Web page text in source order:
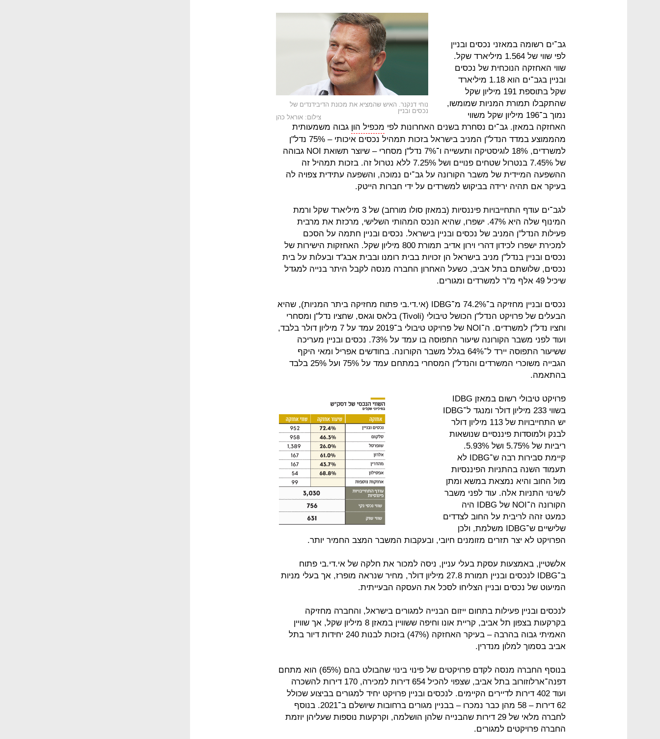
נוחי דנקנר. האיש שהמציא את מכונת הדיבידנדים של
נכסים ובניין
צילום: אוראל כהן
גב־ים רשומה במאזני נכסים ובניין
לפי שווי של 1.564 מיליארד שקל.
שווי האחזקה הנוכחית של נכסים
ובניין בגב־ים הוא 1.18 מיליארד
שקל בתוספת 191 מיליון שקל
שהתקבלו תמורת המניות שמומשו,
נמוך ב־196 מיליון שקל משווי
האחזקה במאזן. גב־ים נסחרת בשנים האחרונות לפי מכפיל הון גבוה משמעותית
מהממוצע במדד הנדל"ן המניב בישראל בזכות תמהיל נכסים איכותי – 75% נדל"ן
למשרדים, 18% לוגיסטיקה ותעשייה ו־7% נדל"ן מסחרי – שיוצר תשואת NOI גבוהה
של 7.45% בנטרול שטחים פנויים ושל 7.25% ללא נטרול זה. בזכות תמהיל זה
ההשפעה המיידית של משבר הקורונה על גב־ים נמוכה, והשפעה עתידית צפויה לה
בעיקר אם תהיה ירידה בביקוש למשרדים על ידי חברות הייטק.
לגב־ים עודף התחייבויות פיננסיות (במאזן סולו מורחב) של 3 מיליארד שקל ורמת
המינוף שלה היא 47%. ישפרו, שהיא הנכס המהותי השלישי, מרכזת את מרבית
פעילות הנדל"ן המניב של נכסים ובניין בישראל. נכסים ובניין חתמה על הסכם
למכירת ישפרו לכידון דהרי וירון אדיב תמורת 800 מיליון שקל. האחזקות הישירות של
נכסים ובניין בנדל"ן מניב בישראל הן זכויות בבית רומנו ובבית אבג"ד ובעלות על בית
נכסים, שלושתם בתל אביב, כשעל האחרון החברה מנסה לקבל היתר בנייה למגדל
שיכיל 49 אלף מ"ר למשרדים ומגורים.
נכסים ובניין מחזיקה ב־74.2% מ־IDBG (אי.די.בי פתוח מחזיקה ביתר המניות), שהיא
הבעלים של פרויקט הנדל"ן הכושל טיבולי (Tivoli) בלאס וגאס, שחציו נדל"ן ומסחרי
וחציו נדל"ן למשרדים. ה־NOI של פרויקט טיבולי ב־2019 עמד על 7 מיליון דולר בלבד,
ועוד לפני משבר הקורונה שיעור התפוסה בו עמד על 73%. נכסים ובניין מעריכה
ששיעור התפוסה יירד ל־64% בגלל משבר הקורונה. בחודשים אפריל ומאי היקף
הגבייה משוכרי המשרדים והנדל"ן המסחרי במתחם עמד על 75% ועל 25% בלבד
בהתאמה.
פרויקט טיבולי רשום במאזן IDBG
בשווי 233 מיליון דולר ומנגד ל־IDBG
יש התחייבויות של 113 מיליון דולר
לבנק ולמוסדות פיננסיים שנושאות
ריביות של 5.75% ושל 5.93%.
קיימת סבירות רבה ש־IDBG לא
תעמוד השנה בהתניות הפיננסיות
מול החוב והיא נמצאת במשא ומתן
לשינוי התניות אלה. עוד לפני משבר
הקורונה ה־NOI של IDBG היה
כמעט זהה לריבית על החוב לצדדים
שלישיים ש־IDBG משלמת, ולכן
הפרויקט לא יצר תזרים מזומנים חיובי, ובעקבות המשבר המצב החמיר יותר.
אלשטיין, באמצעות עסקת בעלי עניין, ניסה למכור את חלקה של אי.די.בי פתוח
ב־IDBG לנכסים ובניין תמורת 27.8 מיליון דולר, מחיר שנראה מופרז, אך בעלי מניות
המיעוט של נכסים ובניין הצליחו לסכל את העסקה הבעייתית.
לנכסים ובניין פעילות בתחום ייזום הבנייה למגורים בישראל, והחברה מחזיקה
בקרקעות בצפון תל אביב, קריית אונו וחיפה ששוויין במאזן 8 מיליון שקל, אך שוויין
האמיתי גבוה בהרבה – בעיקר האחזקה (47%) בזכות לבנות 240 יחידות דיור בתל
אביב בסמוך למלון מנדרין.
בנוסף החברה מנסה לקדם פרויקטים של פינוי בינוי שהבולט בהם (65%) הוא מתחם
דפנה־ארלוזורוב בתל אביב, שצפוי להכיל 654 דירות למכירה, 170 דירות להשכרה
ועוד 402 דירות לדיירים הקיימים. לנכסים ובניין פרויקט יחיד למגורים בביצוע שכולל
62 דירות – 58 מהן כבר נמכרו – בבניין מגורים ברחובות שיושלם ב־2021. בנוסף
לחברה מלאי של 29 דירות שהבנייה שלהן הושלמה, וקרקעות נוספות שעליהן יוזמת
החברה פרויקטים למגורים.